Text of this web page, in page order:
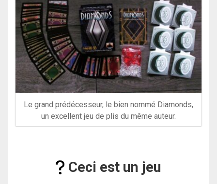
Le grand prédécesseur, le bien nommé Diamonds,
un excellent jeu de plis du même auteur.
Ceci est un jeu